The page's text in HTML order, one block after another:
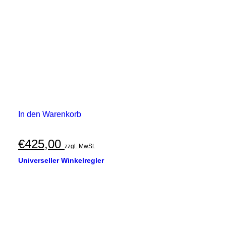
In den Warenkorb
€425,00 zzgl. MwSt.
Universeller Winkelregler